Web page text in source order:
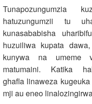
Tunapozungumzia
hatuzungumzii tu
kunasababisha
huzuiliwa kupata
kunywa na umeme
matumaini. Katika
ghafla linaweza
mji au eneo